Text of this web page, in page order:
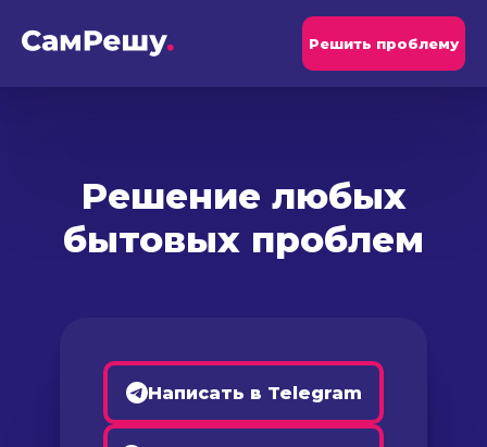
Решить проблему
Решение любых
бытовых проблем
Написать в Telegram